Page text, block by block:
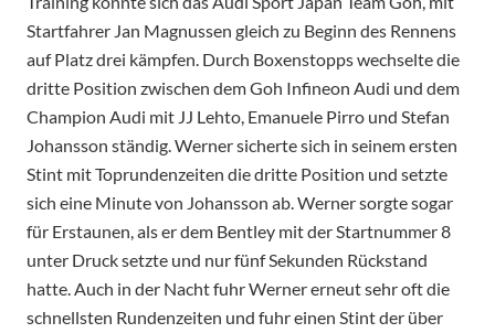
Startfahrer Jan Magnussen gleich zu Beginn des Rennens
auf Platz drei kämpfen. Durch Boxenstopps wechselte die
dritte Position zwischen dem Goh Infineon Audi und dem
Champion Audi mit JJ Lehto, Emanuele Pirro und Stefan
Johansson ständig. Werner sicherte sich in seinem ersten
Stint mit Toprundenzeiten die dritte Position und setzte
sich eine Minute von Johansson ab. Werner sorgte sogar
für Erstaunen, als er dem Bentley mit der Startnummer 8
unter Druck setzte und nur fünf Sekunden Rückstand
hatte. Auch in der Nacht fuhr Werner erneut sehr oft die
schnellsten Rundenzeiten und fuhr einen Stint der über